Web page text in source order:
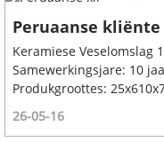
Peruaanse kliënte
Keramiese Veselomslag
Samewerkingsjare: 10
Produkgroottes:
26-05-16